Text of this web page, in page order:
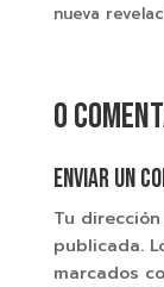
nueva
0
Enviar un
Tu
publicada.
marcados